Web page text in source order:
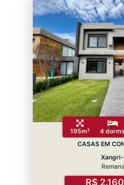
195m² 4 dorms
CASAS EM
R$